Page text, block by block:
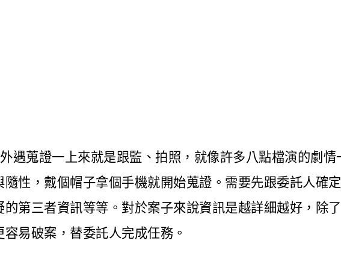
遇蒐證一上來就是跟監、拍照，就像許多八點檔演的劇
性，戴個帽子拿個手機就開始蒐證。需要先跟委託人確
第三者資訊等等。對於案子來說資訊是越詳細越好，除
易破案，替委託人完成任務。